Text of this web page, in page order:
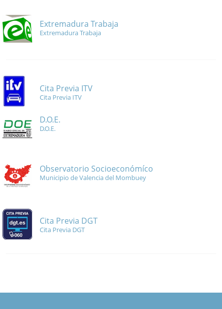
Extremadura Trabaja
Extremadura Trabaja
Cita Previa ITV
Cita Previa ITV
D.O.E.
D.O.E.
Observatorio Socioeconómíco
Municipio de Valencia del Mombuey
Cita Previa DGT
Cita Previa DGT